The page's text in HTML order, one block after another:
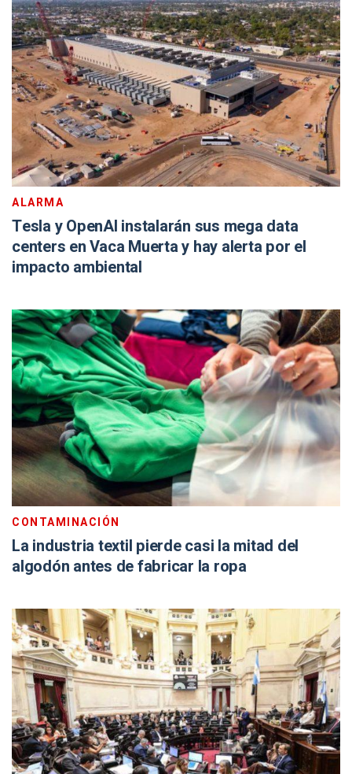
ALARMA
Tesla y OpenAI instalarán sus mega data
centers en Vaca Muerta y hay alerta por el
impacto ambiental
CONTAMINACIÓN
La industria textil pierde casi la mitad del
algodón antes de fabricar la ropa